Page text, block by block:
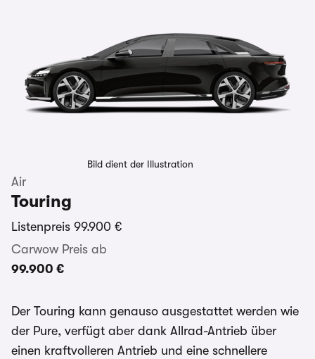
Bild dient der Illustration
Air
Touring
Listenpreis 99.900 €
Carwow Preis ab
99.900 €
Der Touring kann genauso ausgestattet werden wie
der Pure, verfügt aber dank Allrad-Antrieb über
einen kraftvolleren Antrieb und eine schnellere